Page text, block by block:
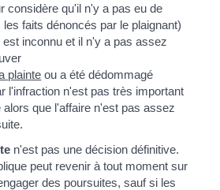
considère qu'il n'y a pas eu de
faits dénoncés par le plaignant)
inconnu et il n'y a pas assez
plainte ou a été dédommagé
l'infraction n'est pas très important
que l'affaire n'est pas assez
n'est pas une décision définitive.
peut revenir à tout moment sur
des poursuites, sauf si les